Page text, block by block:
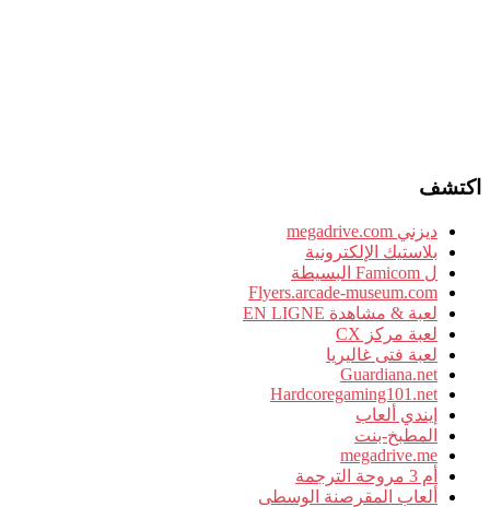
اكتشف
ديزني megadrive.com
بلاستيك الإلكترونية
ل Famicom البسيطة
Flyers.arcade-museum.com
لعبة & مشاهدة EN LIGNE
لعبة مركز CX
لعبة فتى غاليريا
Guardiana.net
Hardcoregaming101.net
إيندي ألعاب
المطبخ-بنت
megadrive.me
أم 3 مروحة الترجمة
ألعاب المقرصنة الوسطى